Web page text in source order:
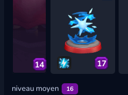
14 17
niveau moyen 16